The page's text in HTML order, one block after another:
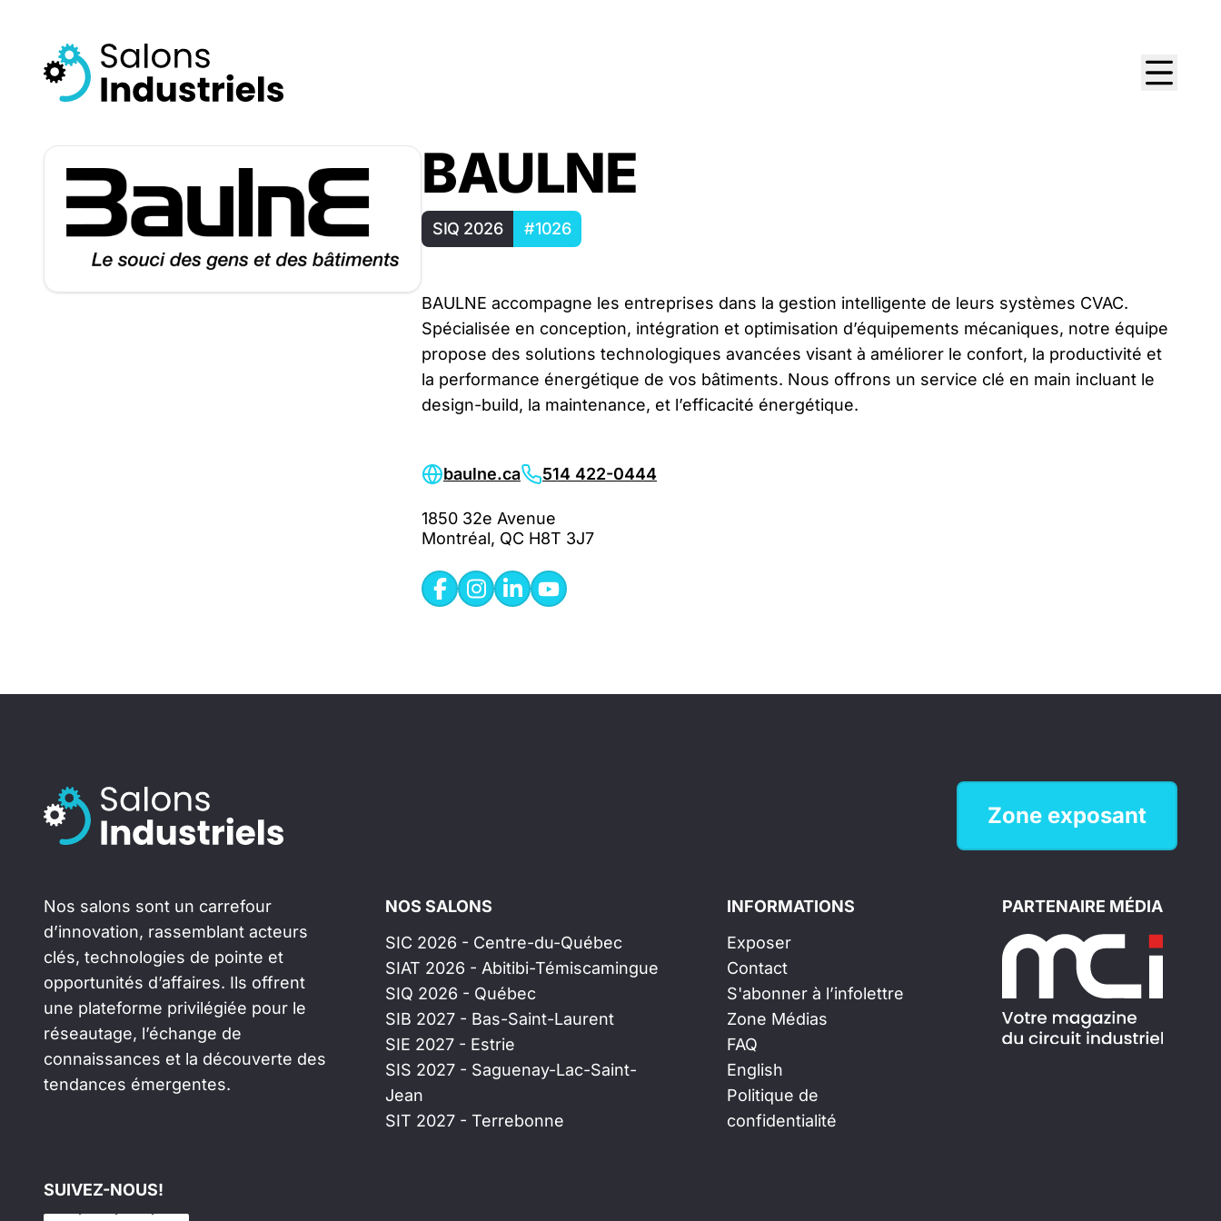
BAULNE
SIQ 2026 #1026
BAULNE accompagne les entreprises dans la gestion intelligente de leurs systèmes CVAC.
Spécialisée en conception, intégration et optimisation d’équipements mécaniques, notre équipe
propose des solutions technologiques avancées visant à améliorer le confort, la productivité et
la performance énergétique de vos bâtiments. Nous offrons un service clé en main incluant le
design-build, la maintenance, et l’efficacité énergétique.
baulne.ca 514 422-0444
1850 32e Avenue
Montréal, QC H8T 3J7
Zone exposant
Nos salons sont un carrefour
d’innovation, rassemblant acteurs
clés, technologies de pointe et
opportunités d’affaires. Ils offrent
une plateforme privilégiée pour le
réseautage, l’échange de
connaissances et la découverte des
tendances émergentes.
NOS SALONS
SIC 2026 - Centre-du-Québec
SIAT 2026 - Abitibi-Témiscamingue
SIQ 2026 - Québec
SIB 2027 - Bas-Saint-Laurent
SIE 2027 - Estrie
SIS 2027 - Saguenay-Lac-Saint-
Jean
SIT 2027 - Terrebonne
INFORMATIONS
Exposer
Contact
S'abonner à l’infolettre
Zone Médias
FAQ
English
Politique de
confidentialité
PARTENAIRE MÉDIA
SUIVEZ-NOUS!